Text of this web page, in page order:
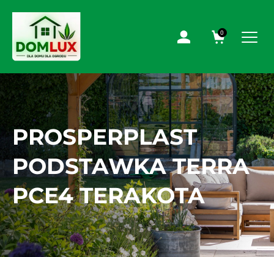
0
PROSPERPLAST
PODSTAWKA TERRA
PCE4 TERAKOTA